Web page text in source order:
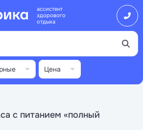
ассистент
здорового
отдыха
с питанием «полный
Цена